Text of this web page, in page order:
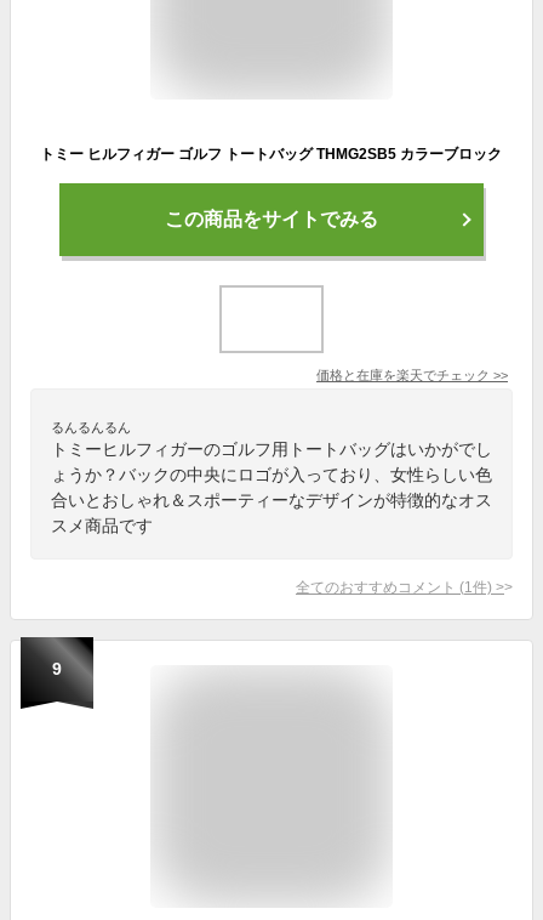
トミー ヒルフィガー ゴルフ トートバッグ THMG2SB5 カラーブロック
この商品をサイトでみる
価格と在庫を楽天でチェック >>
るんるんるん
トミーヒルフィガーのゴルフ用トートバッグはいかがでし
ょうか？バックの中央にロゴが入っており、女性らしい色
合いとおしゃれ＆スポーティーなデザインが特徴的なオス
スメ商品です
全てのおすすめコメント (1 件) >
9